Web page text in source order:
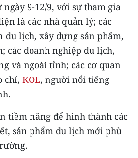
9-12/9, với sự tham gia
là các nhà quản lý; các
du lịch, xây dựng sản phẩm,
các doanh nghiệp du lịch,
và ngoài tỉnh; các cơ quan
chí, KOL, người nổi tiếng
tiềm năng để hình thành các
sản phẩm du lịch mới phù